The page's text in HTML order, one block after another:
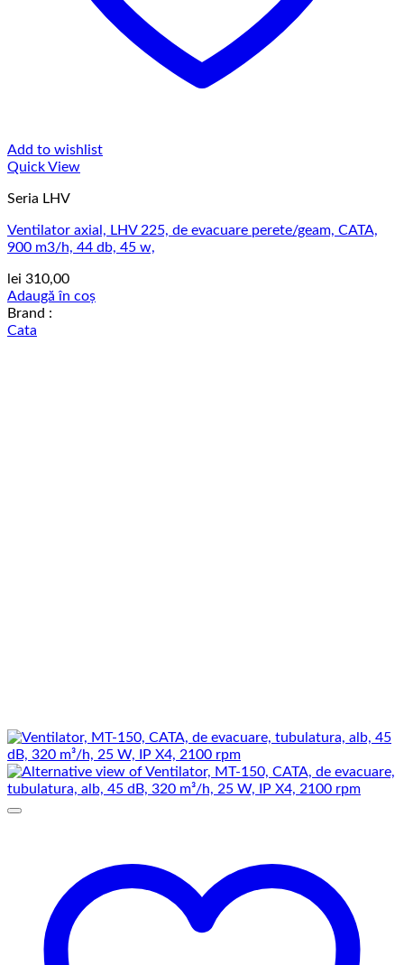
Add to wishlist
Quick View
Seria LHV
Ventilator axial, LHV 225, de evacuare perete/geam, CATA,
900 m3/h, 44 db, 45 w,
lei 310,00
Adaugă în coș
Brand :
Cata